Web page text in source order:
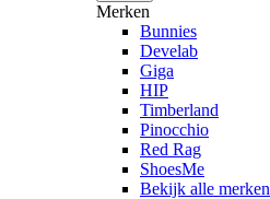
Merken
Bunnies
Develab
Giga
HIP
Timberland
Pinocchio
Red Rag
ShoesMe
Bekijk alle merken